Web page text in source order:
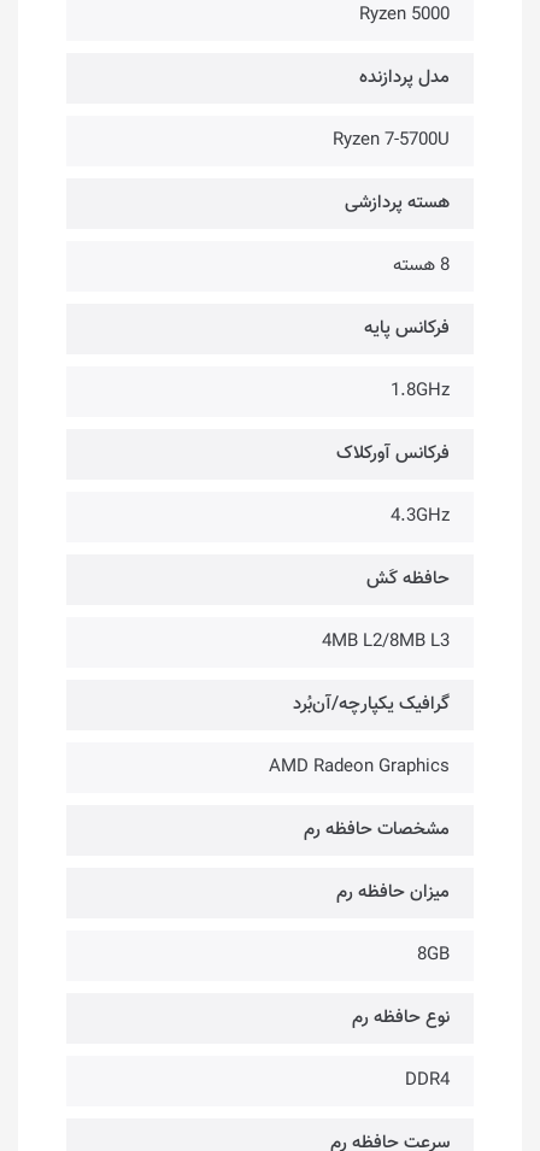
Ryzen 5000
مدل پردازنده
Ryzen 7-5700U
هسته پردازشی
8 هسته
فرکانس پایه
1.8GHz
فرکانس آورکلاک
4.3GHz
حافظه کَش
4MB L2/8MB L3
گرافیک یکپارچه/آن‌بُرد
AMD Radeon Graphics
مشخصات حافظه رم
میزان حافظه رم
8GB
نوع حافظه رم
DDR4
سرعت حافظه رم